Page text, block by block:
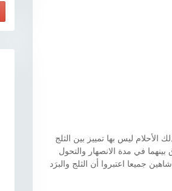
الأحلام ليس بها تمييز بين الثلج
في مدة الانصهار والتحول
جميعا اعتبروا أن الثلج والبرَد